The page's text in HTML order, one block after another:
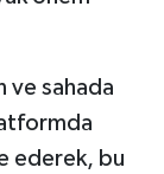
ve sahada
ederek, bu